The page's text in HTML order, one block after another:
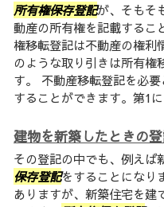
所有権保存登記が、そもそ
動産の所有権を記載するこ
権移転登記は不動産の権利
のような取り引きは所有権
す。 不動産移転登記を必
することができます。第1
建物を新築したときの
その登記の中でも、例えば
保存登記をすることになり
ありますが、新築住宅を建